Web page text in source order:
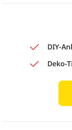
DIY-
Deko-